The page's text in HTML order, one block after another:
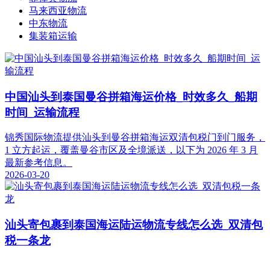
马来西亚物流
中东物流
集装箱运输
中国汕头到泰国曼谷拼箱海运价格_时效多久_船期
时间_运输流程
锦秀国际物流提供汕头到曼谷拼箱海运双清包税门到门服务，
1 立方起运，覆盖曼谷市区及全境派送，以下为 2026 年 3 月
最新参考信息。
2026-03-20
汕头寄包裹到泰国海运陆运物流专线怎么选_双清包
税一条龙